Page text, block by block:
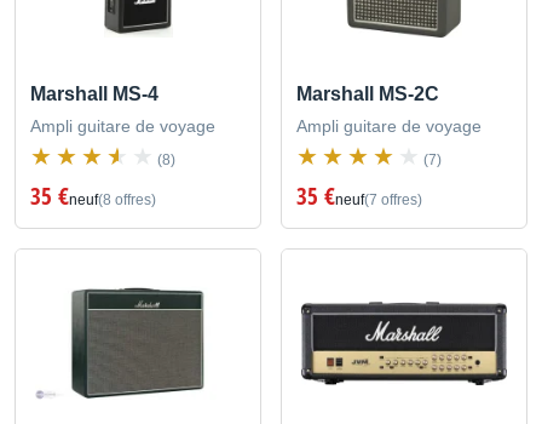
Marshall MS-4
Ampli guitare de voyage
(8)
35 €neuf(8 offres)
Marshall MS-2C
Ampli guitare de voyage
(7)
35 €neuf(7 offres)